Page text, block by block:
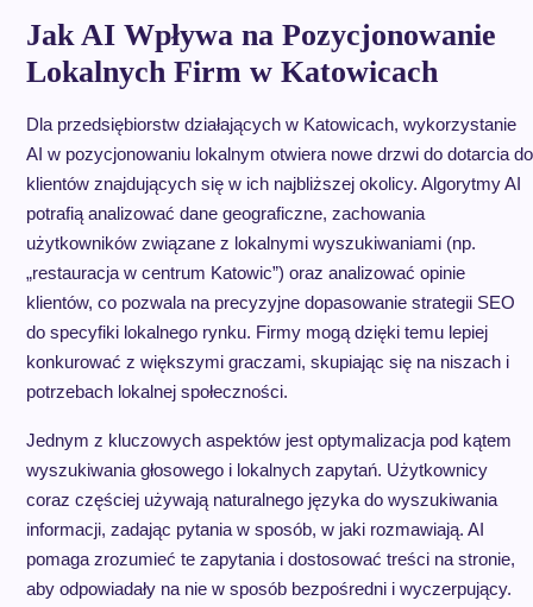
Jak AI Wpływa na Pozycjonowanie
Lokalnych Firm w Katowicach
Dla przedsiębiorstw działających w Katowicach, wykorzystanie
AI w pozycjonowaniu lokalnym otwiera nowe drzwi do dotarcia do
klientów znajdujących się w ich najbliższej okolicy. Algorytmy AI
potrafią analizować dane geograficzne, zachowania
użytkowników związane z lokalnymi wyszukiwaniami (np.
„restauracja w centrum Katowic”) oraz analizować opinie
klientów, co pozwala na precyzyjne dopasowanie strategii SEO
do specyfiki lokalnego rynku. Firmy mogą dzięki temu lepiej
konkurować z większymi graczami, skupiając się na niszach i
potrzebach lokalnej społeczności.
Jednym z kluczowych aspektów jest optymalizacja pod kątem
wyszukiwania głosowego i lokalnych zapytań. Użytkownicy
coraz częściej używają naturalnego języka do wyszukiwania
informacji, zadając pytania w sposób, w jaki rozmawiają. AI
pomaga zrozumieć te zapytania i dostosować treści na stronie,
aby odpowiadały na nie w sposób bezpośredni i wyczerpujący.